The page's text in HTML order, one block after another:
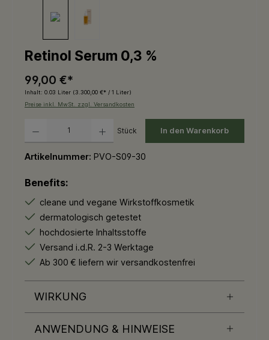
Retinol Serum 0,3 %
99,00 €*
Inhalt: 0.03 Liter (3.300,00 €* / 1 Liter)
Preise inkl. MwSt. zzgl. Versandkosten
Stück In den Warenkorb
Artikelnummer: PVO-S09-30
Benefits:
cleane und vegane Wirkstoffkosmetik
dermatologisch getestet
hochdosierte Inhaltsstoffe
Versand i.d.R. 2-3 Werktage
Ab 300 € liefern wir versandkostenfrei
WIRKUNG
ANWENDUNG & HINWEISE